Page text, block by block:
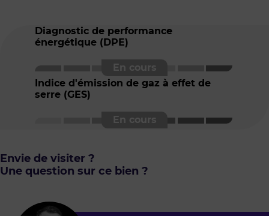
Diagnostic de performance
énergétique (DPE)
Indice d'émission de gaz à effet de
serre (GES)
Envie de visiter ?
Une question sur ce bien ?